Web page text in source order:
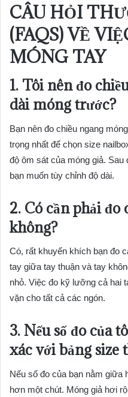
CÂU HỎI
(FAQS) VỀ
MÓNG TAY
1. Tôi nên đo
dài móng trước?
Bạn nên đo chiều ngang
trọng nhất để chọn size
độ ôm sát của móng giả.
bạn muốn tùy chỉnh độ dài.
2. Có cần phải đo
không?
Có, rất khuyến khích bạn đo
tay giữa tay thuận và tay
nhỏ. Việc đo kỹ lưỡng cả hai
vặn cho tất cả các ngón.
3. Nếu số đo của
xác với bảng size
Nếu số đo của bạn nằm giữa
hơn một chút. Móng giả hơi